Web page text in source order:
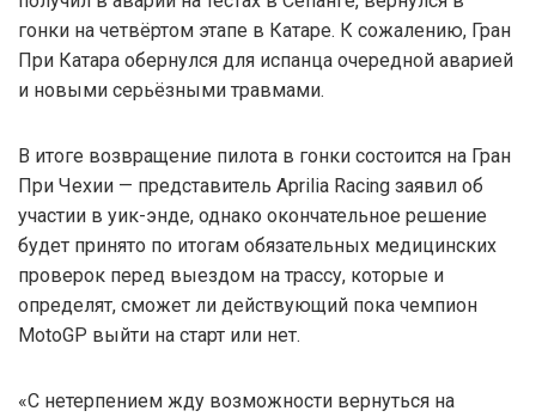
гонки на четвёртом этапе в Катаре. К сожалению, Гран
При Катара обернулся для испанца очередной аварией
и новыми серьёзными травмами.
В итоге возвращение пилота в гонки состоится на Гран
При Чехии — представитель Aprilia Racing заявил об
участии в уик-энде, однако окончательное решение
будет принято по итогам обязательных медицинских
проверок перед выездом на трассу, которые и
определят, сможет ли действующий пока чемпион
MotoGP выйти на старт или нет.
«С нетерпением жду возможности вернуться на